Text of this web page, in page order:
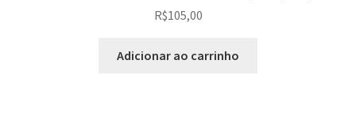
R$105,00
Adicionar ao carrinho